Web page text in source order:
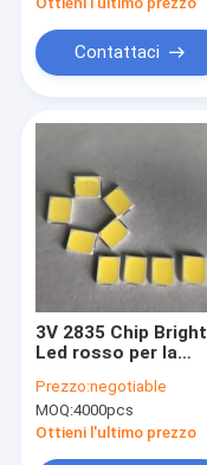
Contattaci
3V 2835 Chip Bright
Led rosso per la
segnalazione di
traffico stradale
Prezzo:negotiable
MOQ:4000pcs
Ottieni l'ultimo prezzo